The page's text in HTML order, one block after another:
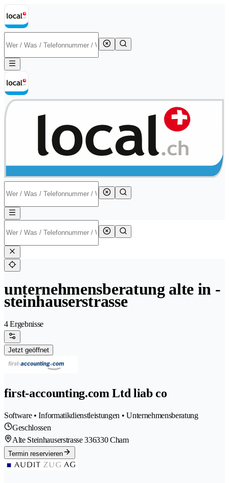
unternehmensberatung alte in -
steinhauserstrasse
4 Ergebnisse
Jetzt geöffnet
first-accounting.com Ltd liab co
Software • Informatikdienstleistungen • Unternehmensberatung
Geschlossen
Alte Steinhauserstrasse 336330 Cham
Termin reservieren